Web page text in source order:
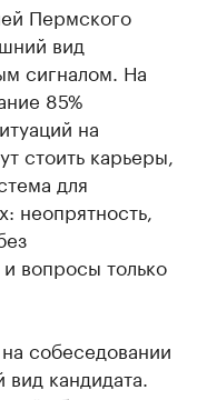
Пермского
вид
сигналом. На
85%
на
стоить карьеры,
для
неопрятность,
вопросы только
собеседовании
кандидата.